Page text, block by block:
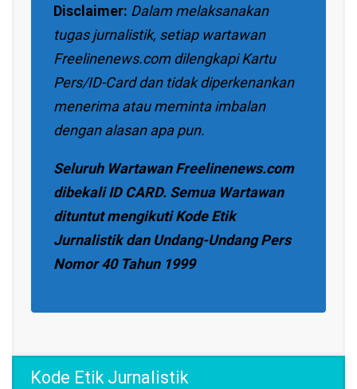
Disclaimer: Dalam melaksanakan
tugas jurnalistik, setiap wartawan
Freelinenews.com dilengkapi Kartu
Pers/ID-Card dan tidak diperkenankan
menerima atau meminta imbalan
dengan alasan apa pun.
Seluruh Wartawan Freelinenews.com
dibekali ID CARD. Semua Wartawan
dituntut mengikuti Kode Etik
Jurnalistik dan Undang-Undang Pers
Nomor 40 Tahun 1999
Kode Etik Jurnalistik